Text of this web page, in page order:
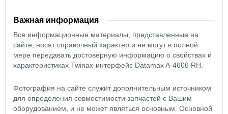
Важная информация
Все информационные материалы, представленные на
сайте, носят справочный характер и не могут в полной
мере передавать достоверную информацию о свойствах и
характеристиках Twinax-интерфейс Datamax A-4606 RH.
Фотография на сайте служит дополнительным источником
для определения совместимости запчастей с Вашим
оборудованием, и не может являться основным. Основной